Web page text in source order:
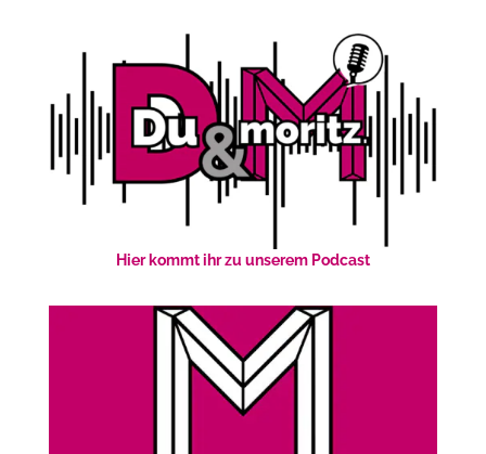
Hier kommt ihr zu unserem Podcast